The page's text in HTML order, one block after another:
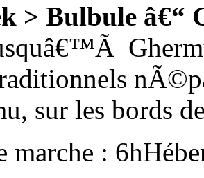
> Bulbule â€“
sur les bords
marche : 6h